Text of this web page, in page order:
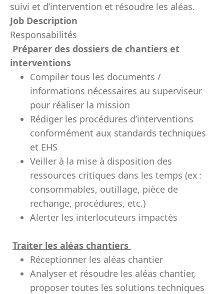
suivi et d’intervention et résoudre les aléas.
Job Description
Responsabilités
Préparer des dossiers de chantiers et
interventions
Compiler tous les documents /
informations nécessaires au superviseur
pour réaliser la mission
Rédiger les procédures d’interventions
conformément aux standards techniques
et EHS
Veiller à la mise à disposition des
ressources critiques dans les temps (ex :
consommables, outillage, pièce de
rechange, procédures, etc.)
Alerter les interlocuteurs impactés
Traiter les aléas chantiers
Réceptionner les aléas chantier
Analyser et résoudre les aléas chantier,
proposer toutes les solutions techniques